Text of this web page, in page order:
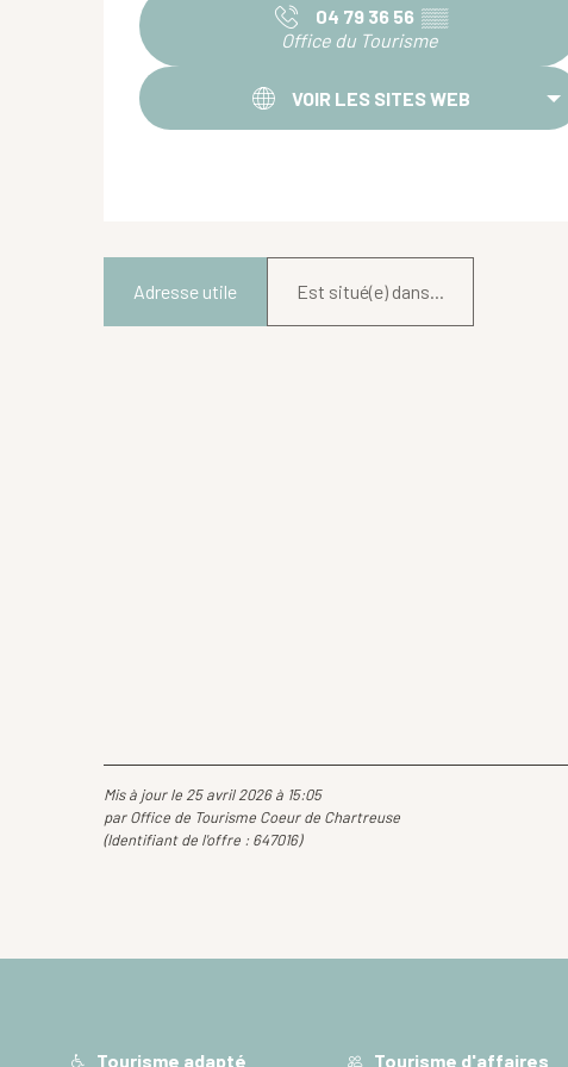
04 79 36 56 ▒▒
Office du Tourisme
VOIR LES SITES WEB
Adresse utile Est situé(e) dans...
Mis à jour le 25 avril 2026 à 15:05
par Office de Tourisme Coeur de Chartreuse
(Identifiant de l'offre : 647016)
Tourisme adapté Tourisme d'affaires